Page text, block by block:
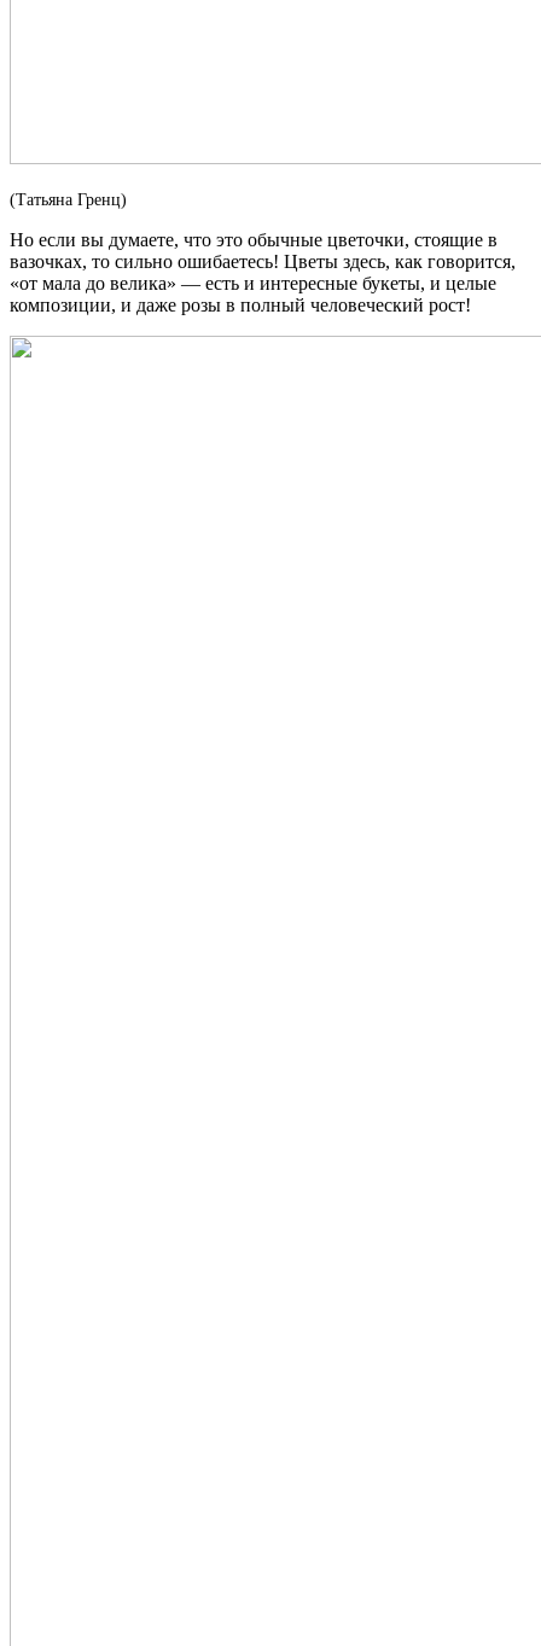
(Татьяна Гренц)
Но если вы думаете, что это обычные цветочки, стоящие в
вазочках, то сильно ошибаетесь! Цветы здесь, как говорится,
«от мала до велика» — есть и интересные букеты, и целые
композиции, и даже розы в полный человеческий рост!